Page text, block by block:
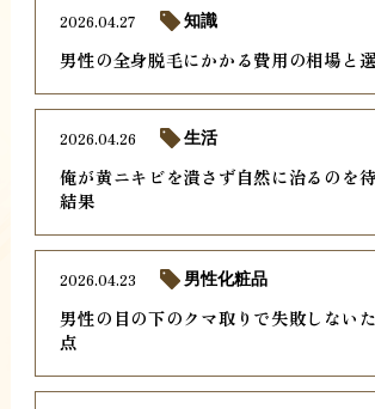
男性の全身脱毛にかかる費用の相場と
2026.04.27 知識
俺が黄ニキビを潰さず自然に治るのを
結果
2026.04.26 生活
男性の目の下のクマ取りで失敗しない
点
2026.04.23 男性化粧品